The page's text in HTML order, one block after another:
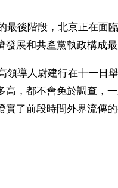
最後階段，北京正在面
展和共產黨執政構成最
領導人尉建行在十一日
高，都不會免於調查，
了前段時間外界流傳